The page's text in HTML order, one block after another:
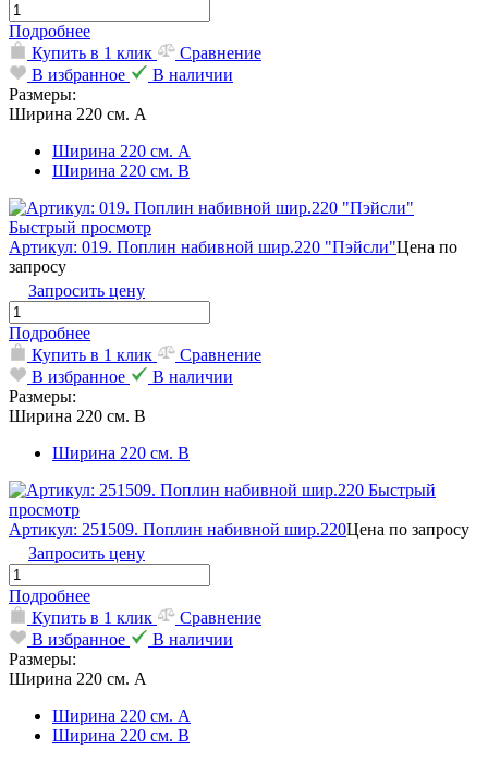
Подробнее
Купить в 1 клик
Сравнение
В избранное
В наличии
Размеры:
Ширина 220 см. А
Ширина 220 см. А
Ширина 220 см. В
Быстрый просмотр
Артикул: 019. Поплин набивной шир.220 "Пэйсли"Цена по
запросу
Запросить цену
Подробнее
Купить в 1 клик
Сравнение
В избранное
В наличии
Размеры:
Ширина 220 см. В
Ширина 220 см. В
Быстрый
просмотр
Артикул: 251509. Поплин набивной шир.220Цена по запросу
Запросить цену
Подробнее
Купить в 1 клик
Сравнение
В избранное
В наличии
Размеры:
Ширина 220 см. А
Ширина 220 см. А
Ширина 220 см. В